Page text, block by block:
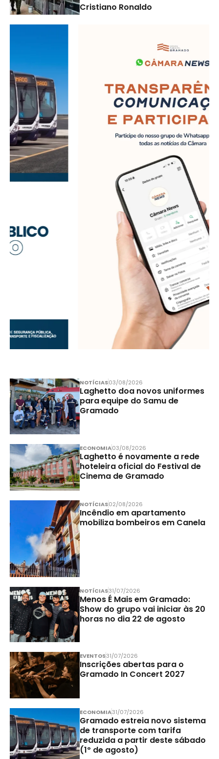
Cristiano Ronaldo
NOTÍCIAS03/08/2026
Laghetto doa novos uniformes
para equipe do Samu de
Gramado
ECONOMIA03/08/2026
Laghetto é novamente a rede
hoteleira oficial do Festival de
Cinema de Gramado
NOTÍCIAS02/08/2026
Incêndio em apartamento
mobiliza bombeiros em Canela
NOTÍCIAS31/07/2026
Menos É Mais em Gramado:
Show do grupo vai iniciar às 20
horas no dia 22 de agosto
EVENTOS31/07/2026
Inscrições abertas para o
Gramado In Concert 2027
ECONOMIA31/07/2026
Gramado estreia novo sistema
de transporte com tarifa
reduzida a partir deste sábado
(1º de agosto)